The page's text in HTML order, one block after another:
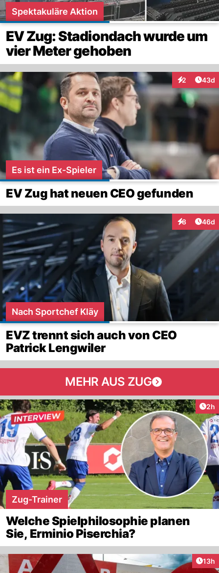
Spektakuläre Aktion
EV Zug: Stadiondach wurde um
vier Meter gehoben
2
Interaktionen
43d
Es ist ein Ex-Spieler
EV Zug hat neuen CEO gefunden
8
Interaktionen
46d
Nach Sportchef Kläy
EVZ trennt sich auch von CEO
Patrick Lengwiler
MEHR AUS ZUG
2h
Zug-Trainer
Welche Spielphilosophie planen
Sie, Erminio Piserchia?
13h